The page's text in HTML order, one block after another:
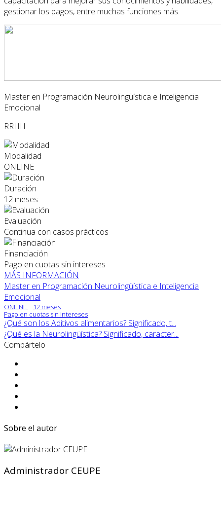
gestionar los pagos, entre muchas funciones más.
Master en Programación Neurolingüística e Inteligencia
Emocional
RRHH
Modalidad
ONLINE
Duración
12 meses
Evaluación
Continua con casos prácticos
Financiación
Pago en cuotas sin intereses
MÁS INFORMACIÓN
Master en Programación Neurolingüística e Inteligencia
Emocional
ONLINE
12 meses
Pago en cuotas sin intereses
¿Qué son los Aditivos alimentarios? Significado, t...
¿Qué es la Neurolingüística? Significado, caracter...
Compártelo
Sobre el autor
Administrador CEUPE